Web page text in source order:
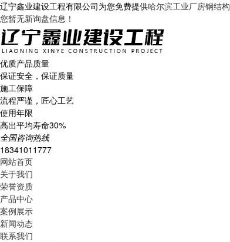
辽宁鑫业建设工程有限公司为您免费提供哈尔滨工业厂房钢结构
您暂无新询盘信息！
优质产品质量
保证安全，保证质量
施工保障
流程严谨，匠心工艺
使用年限
高出平均寿命30%
全国咨询热线
18341011777
网站首页
关于我们
荣誉资质
产品中心
案例展示
新闻动态
联系我们